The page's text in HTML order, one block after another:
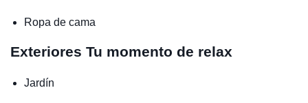
Ropa de cama
Exteriores Tu momento de relax
Jardín